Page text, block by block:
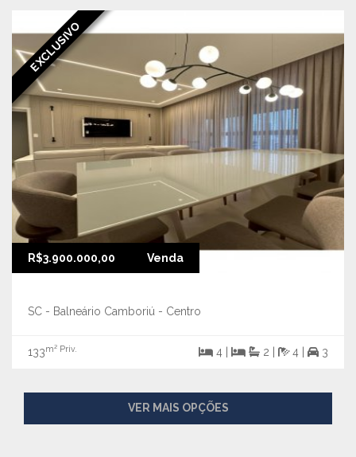
EXCLUSIVO
R$3.900.000,00 Venda
SC - Balneário Camboriú - Centro
133m² Priv. 4 | 2 | 4 | 3
VER MAIS OPÇÕES